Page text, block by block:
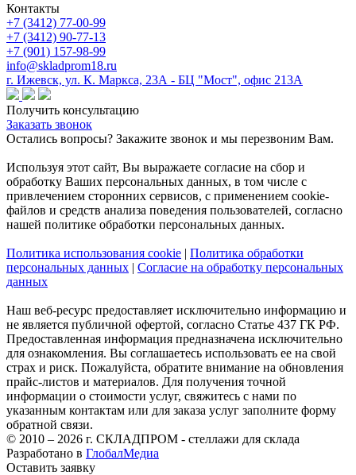
Контакты
+7 (3412) 77-00-99
+7 (3412) 90-77-13
+7 (901) 157-98-99
info@skladprom18.ru
г. Ижевск, ул. К. Маркса, 23А - БЦ "Мост", офис 213А
Получить консультацию
Заказать звонок
Остались вопросы? Закажите звонок и мы перезвоним Вам.
Используя этот сайт, Вы выражаете согласие на сбор и
обработку Ваших персональных данных, в том числе с
привлечением сторонних сервисов, с применением cookie-
файлов и средств анализа поведения пользователей, согласно
нашей политике обработки персональных данных.
Политика использования cookie | Политика обработки
персональных данных | Согласие на обработку персональных
данных
Наш веб-ресурс предоставляет исключительно информацию и
не является публичной офертой, согласно Статье 437 ГК РФ.
Предоставленная информация предназначена исключительно
для ознакомления. Вы соглашаетесь использовать ее на свой
страх и риск. Пожалуйста, обратите внимание на обновления
прайс-листов и материалов. Для получения точной
информации о стоимости услуг, свяжитесь с нами по
указанным контактам или для заказа услуг заполните форму
обратной связи.
© 2010 – 2026 г. СКЛАДПРОМ - стеллажи для склада
Разработано в ГлобалМедиа
Оставить заявку